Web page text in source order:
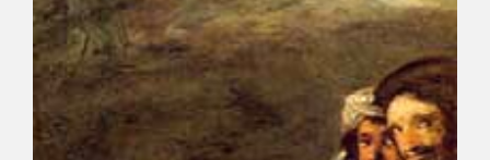
ACTIVIDADES
ACTUALIDAD